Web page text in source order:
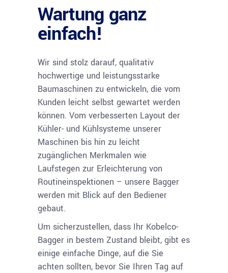
Wartung ganz
einfach!
Wir sind stolz darauf, qualitativ
hochwertige und leistungsstarke
Baumaschinen zu entwickeln, die vom
Kunden leicht selbst gewartet werden
können. Vom verbesserten Layout der
Kühler- und Kühlsysteme unserer
Maschinen bis hin zu leicht
zugänglichen Merkmalen wie
Laufstegen zur Erleichterung von
Routineinspektionen – unsere Bagger
werden mit Blick auf den Bediener
gebaut.
Um sicherzustellen, dass Ihr Kobelco-
Bagger in bestem Zustand bleibt, gibt es
einige einfache Dinge, auf die Sie
achten sollten, bevor Sie Ihren Tag auf